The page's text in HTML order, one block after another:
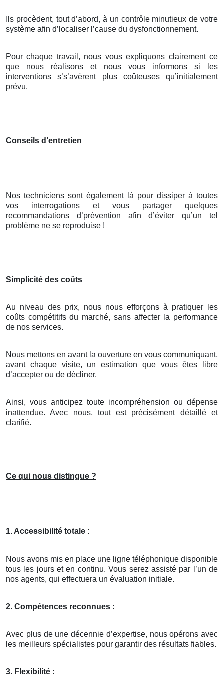
Ils procèdent, tout d’abord, à un contrôle minutieux de votre
système afin d’localiser l’cause du dysfonctionnement.
Pour chaque travail, nous vous expliquons clairement ce
que nous réalisons et nous vous informons si les
interventions s’s’avèrent plus coûteuses qu’initialement
prévu.
Conseils d’entretien
Nos techniciens sont également là pour dissiper à toutes
vos interrogations et vous partager quelques
recommandations d’prévention afin d’éviter qu’un tel
problème ne se reproduise !
Simplicité des coûts
Au niveau des prix, nous nous efforçons à pratiquer les
coûts compétitifs du marché, sans affecter la performance
de nos services.
Nous mettons en avant la ouverture en vous communiquant,
avant chaque visite, un estimation que vous êtes libre
d’accepter ou de décliner.
Ainsi, vous anticipez toute incompréhension ou dépense
inattendue. Avec nous, tout est précisément détaillé et
clarifié.
Ce qui nous distingue ?
1. Accessibilité totale :
Nous avons mis en place une ligne téléphonique disponible
tous les jours et en continu. Vous serez assisté par l’un de
nos agents, qui effectuera un évaluation initiale.
2. Compétences reconnues :
Avec plus de une décennie d’expertise, nous opérons avec
les meilleurs spécialistes pour garantir des résultats fiables.
3. Flexibilité :